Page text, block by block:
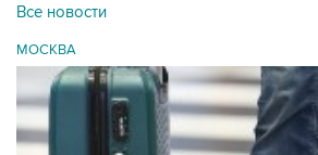
Все новости
МОСКВА